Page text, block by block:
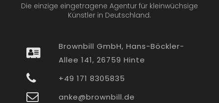
Die einzige eingetragene Agentur für kleinwüchsige
Künstler in Deutschland.
Brownbill GmbH, Hans-Böckler-
Allee 141, 26759 Hinte
+49 171 8305835
anke@brownbill.de